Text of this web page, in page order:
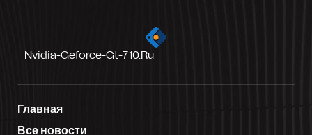
Nvidia-Geforce-Gt-710.ru
Главная
Все новости